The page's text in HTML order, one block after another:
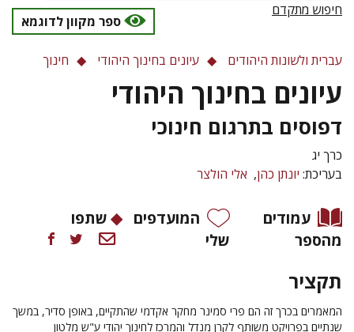
חיפוש מתקדם
ספר מקוון לדוגמא
עברית ולשונות היהודים עיונים בחינוך היהודי חינוך
עיונים בחינוך היהודי
דפוסים בתרגום חינוכי
כרך יג
בעריכת: יונתן כהן אלי הולצר
עמודים
מהספר
המועדפים
שלי
שתפו
תקציר
המאמרים בכרך זה הם פרי סמינר מחקר אקדמי שהתקיים, באופן סדיר, במשך
שנתיים בפרויקט משותף לקרן מנדל והמרכז לחינוך יהודי ע"ש מלטון